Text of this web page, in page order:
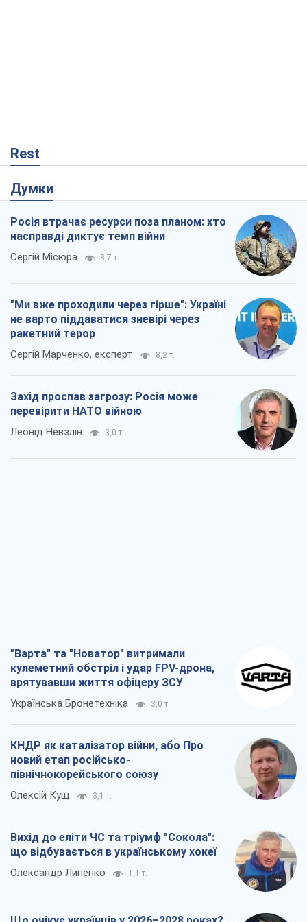
Rest
Думки
Росія втрачає ресурси поза планом: хто
насправді диктує темп війни
Сергій Місюра 8,7 т.
"Ми вже проходили через гірше": Україні
не варто піддаватися зневірі через
ракетний терор
Сергій Марченко, експерт 8,2 т.
Захід проспав загрозу: Росія може
перевірити НАТО війною
Леонід Невзлін 3,0 т.
"Варта" та "Новатор" витримали
кулеметний обстріл і удар FPV-дрона,
врятувавши життя офіцеру ЗСУ
Українська Бронетехніка 3,0 т.
КНДР як каталізатор війни, або Про
новий етап російсько-
північнокорейського союзу
Олексій Кущ 3,1 т.
Вихід до еліти ЧС та тріумф "Сокола":
що відбувається в українському хокеї
Олександр Липенко 1,1 т.